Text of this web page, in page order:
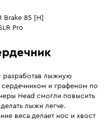
Brake 85 [H]
Pro
лыжную
и графеном по
Head смогли повысить
лыжи легче.
веса делает нос и хвост